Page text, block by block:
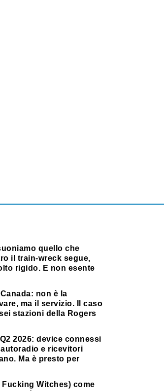
quello che
il train-wreck segue,
rigido. E non esente
non è la
ma il servizio. Il caso
stazioni della Rogers
2026: device connessi
e ricevitori
Ma è presto per
Fucking Witches) come